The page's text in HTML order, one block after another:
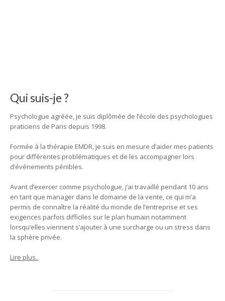
Qui suis-je ?
Psychologue agréée, je suis diplômée de l’école des psychologues
praticiens de Paris depuis 1998.
Formée à la thérapie EMDR, je suis en mesure d’aider mes patients
pour différentes problématiques et de les accompagner lors
d’événements pénibles.
Avant d’exercer comme psychologue, j’ai travaillé pendant 10 ans
en tant que manager dans le domaine de la vente, ce qui m’a
permis de connaître la réalité du monde de l’entreprise et ses
exigences parfois difficiles sur le plan humain notamment
lorsqu’elles viennent s’ajouter à une surcharge ou un stress dans
la sphère privée.
Lire plus..